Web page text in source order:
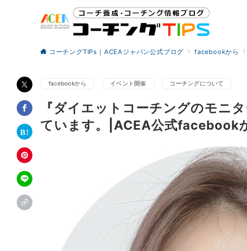
コーチングTIPs｜ACEAジャパン公式ブログ facebookから
facebookから イベント開催 コーチングについて
『ダイエットコーチングのモニ
ています。|ACEA公式facebook